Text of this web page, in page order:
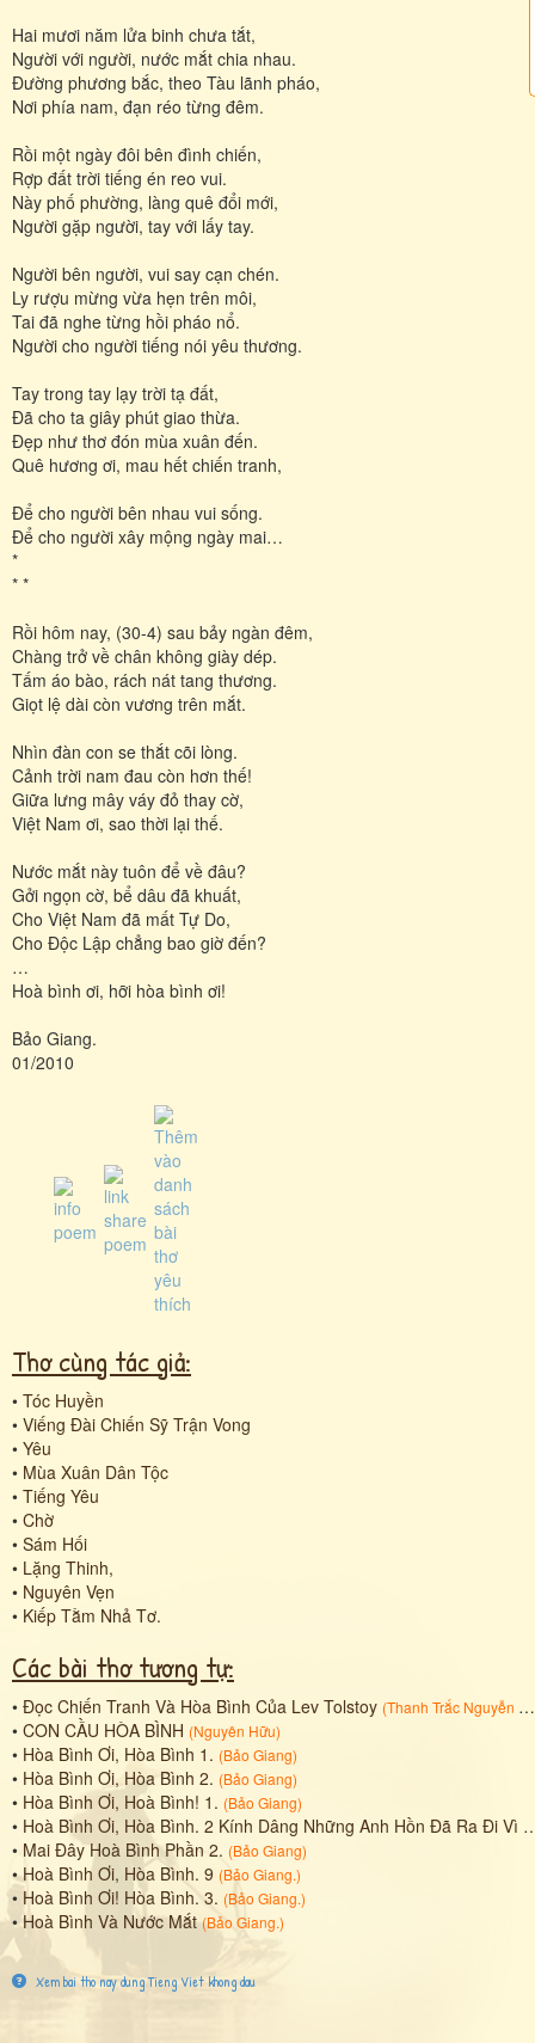
Hai mươi năm lửa binh chưa tắt,
Người với người, nước mắt chia nhau.
Đường phương bắc, theo Tàu lãnh pháo,
Nơi phía nam, đạn réo từng đêm.
Rồi một ngày đôi bên đình chiến,
Rợp đất trời tiếng én reo vui.
Này phố phường, làng quê đổi mới,
Người gặp người, tay với lấy tay.
Người bên người, vui say cạn chén.
Ly rượu mừng vừa hẹn trên môi,
Tai đã nghe từng hồi pháo nổ.
Người cho người tiếng nói yêu thương.
Tay trong tay lạy trời tạ đất,
Đã cho ta giây phút giao thừa.
Đẹp như thơ đón mùa xuân đến.
Quê hương ơi, mau hết chiến tranh,
Để cho người bên nhau vui sống.
Để cho người xây mộng ngày mai…
*
* *
Rồi hôm nay, (30-4) sau bảy ngàn đêm,
Chàng trở về chân không giày dép.
Tấm áo bào, rách nát tang thương.
Giọt lệ dài còn vương trên mắt.
Nhìn đàn con se thắt cõi lòng.
Cảnh trời nam đau còn hơn thế!
Giữa lưng mây váy đỏ thay cờ,
Việt Nam ơi, sao thời lại thế.
Nước mắt này tuôn để về đâu?
Gởi ngọn cờ, bể dâu đã khuất,
Cho Việt Nam đã mất Tự Do,
Cho Độc Lập chẳng bao giờ đến?
…
Hoà bình ơi, hỡi hòa bình ơi!
Bảo Giang.
01/2010
Thơ cùng tác giả:
• Tóc Huyền
• Viếng Đài Chiến Sỹ Trận Vong
• Yêu
• Mùa Xuân Dân Tộc
• Tiếng Yêu
• Chờ
• Sám Hối
• Lặng Thinh,
• Nguyên Vẹn
• Kiếp Tằm Nhả Tơ.
Các bài thơ tương tự:
• Đọc Chiến Tranh Và Hòa Bình Của Lev Tolstoy (Thanh Trắc Nguyễn Văn
• CON CẦU HÒA BÌNH (Nguyên Hữu)
• Hòa Bình Ơi, Hòa Bình 1. (Bảo Giang)
• Hòa Bình Ơi, Hòa Bình 2. (Bảo Giang)
• Hòa Bình Ơi, Hoà Bình! 1. (Bảo Giang)
• Hoà Bình Ơi, Hòa Bình. 2 Kính Dâng Những Anh Hồn Đã Ra Đi Vì Nghiệp Nước.
• Mai Đây Hoà Bình Phần 2. (Bảo Giang)
•Hoà Bình Ơi, Hòa Bình. 9 (Bảo Giang.)
• Hoà Bình Ơi! Hòa Bình. 3. (Bảo Giang.)
•Hoà Bình Và Nước Mắt (Bảo Giang.)
Xem bai tho nay dung Tieng Viet khong dau